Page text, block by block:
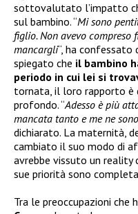
sottovalutato l’impatto
sul bambino. “Mi sono
figlio. Non avevo
mancargli“, ha confessato
spiegato che il bambino
periodo in cui lei si
tornata, il loro rapporto è
profondo. “Adesso è più
mancata tanto e me ne
dichiarato. La maternità,
cambiato il suo modo di
avrebbe vissuto un reality
sue priorità sono
Tra le preoccupazioni che